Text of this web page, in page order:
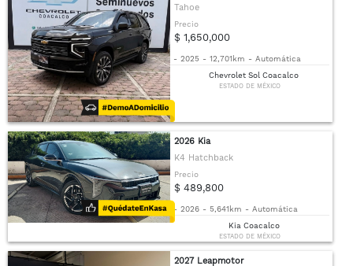
Tahoe
Precio
$ 1,650,000
- 2025 - 12,701km - Automática
Chevrolet Sol Coacalco
ESTADO DE MÉXICO
2026 Kia
K4 Hatchback
Precio
$ 489,800
- 2026 - 5,641km - Automática
Kia Coacalco
ESTADO DE MÉXICO
2027 Leapmotor